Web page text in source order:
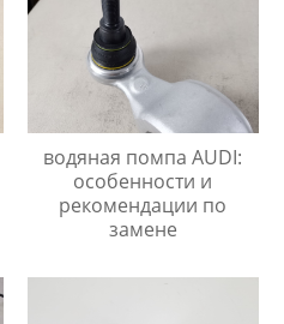
водяная помпа AUDI:
особенности и
рекомендации по
замене